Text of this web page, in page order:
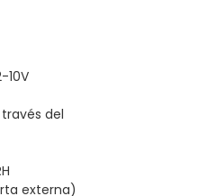
10V
del
externa)